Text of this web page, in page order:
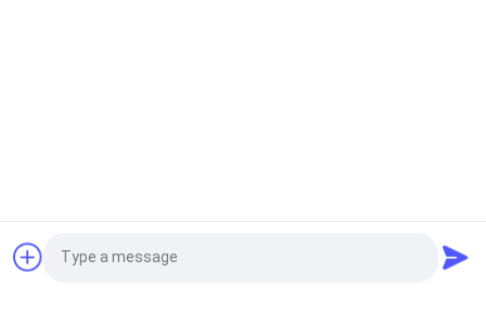
Machtsomschakelaar Vraag een offerte aan